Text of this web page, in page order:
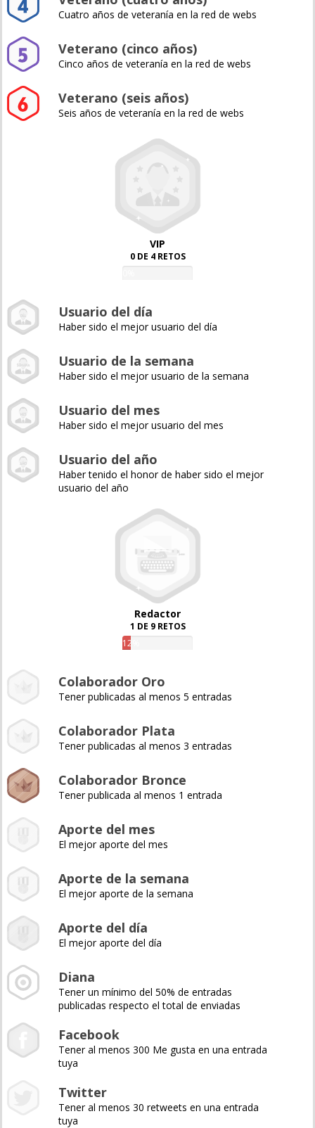
Cuatro años de veteranía en la red de webs
Veterano (cinco años)
Cinco años de veteranía en la red de webs
Veterano (seis años)
Seis años de veteranía en la red de webs
VIP
0 DE 4 RETOS
Usuario del día
Haber sido el mejor usuario del día
Usuario de la semana
Haber sido el mejor usuario de la semana
Usuario del mes
Haber sido el mejor usuario del mes
Usuario del año
Haber tenido el honor de haber sido el mejor
usuario del año
Redactor
1 DE 9 RETOS
12%
Colaborador Oro
Tener publicadas al menos 5 entradas
Colaborador Plata
Tener publicadas al menos 3 entradas
Colaborador Bronce
Tener publicada al menos 1 entrada
Aporte del mes
El mejor aporte del mes
Aporte de la semana
El mejor aporte de la semana
Aporte del día
El mejor aporte del día
Diana
Tener un mínimo del 50% de entradas
publicadas respecto el total de enviadas
Facebook
Tener al menos 300 Me gusta en una entrada
tuya
Twitter
Tener al menos 30 retweets en una entrada
tuya